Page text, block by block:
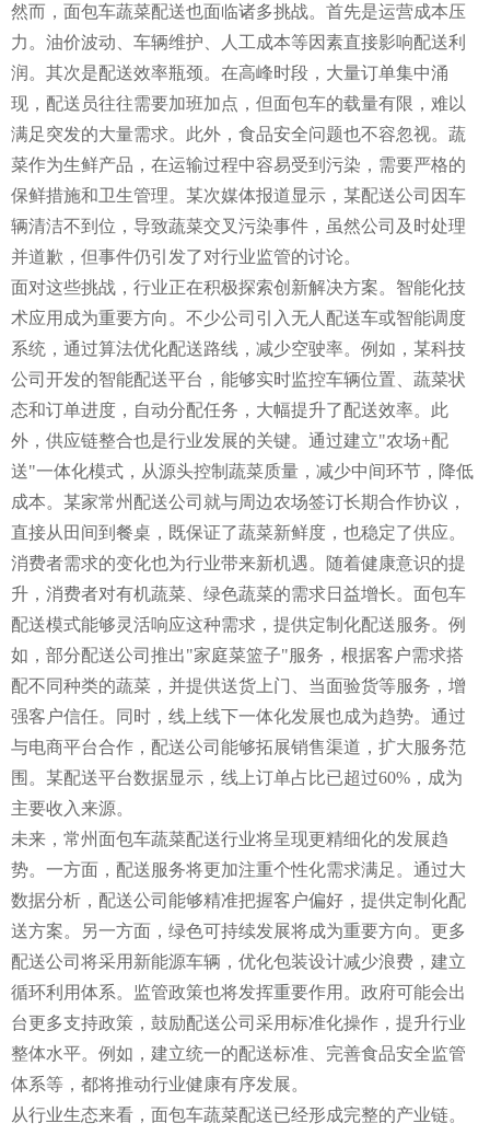
然而，面包车蔬菜配送也面临诸多挑战。首先是运营成本压
力。油价波动、车辆维护、人工成本等因素直接影响配送利
润。其次是配送效率瓶颈。在高峰时段，大量订单集中涌
现，配送员往往需要加班加点，但面包车的载量有限，难以
满足突发的大量需求。此外，食品安全问题也不容忽视。蔬
菜作为生鲜产品，在运输过程中容易受到污染，需要严格的
保鲜措施和卫生管理。某次媒体报道显示，某配送公司因车
辆清洁不到位，导致蔬菜交叉污染事件，虽然公司及时处理
并道歉，但事件仍引发了对行业监管的讨论。
面对这些挑战，行业正在积极探索创新解决方案。智能化技
术应用成为重要方向。不少公司引入无人配送车或智能调度
系统，通过算法优化配送路线，减少空驶率。例如，某科技
公司开发的智能配送平台，能够实时监控车辆位置、蔬菜状
态和订单进度，自动分配任务，大幅提升了配送效率。此
外，供应链整合也是行业发展的关键。通过建立"农场+配
送"一体化模式，从源头控制蔬菜质量，减少中间环节，降低
成本。某家常州配送公司就与周边农场签订长期合作协议，
直接从田间到餐桌，既保证了蔬菜新鲜度，也稳定了供应。
消费者需求的变化也为行业带来新机遇。随着健康意识的提
升，消费者对有机蔬菜、绿色蔬菜的需求日益增长。面包车
配送模式能够灵活响应这种需求，提供定制化配送服务。例
如，部分配送公司推出"家庭菜篮子"服务，根据客户需求搭
配不同种类的蔬菜，并提供送货上门、当面验货等服务，增
强客户信任。同时，线上线下一体化发展也成为趋势。通过
与电商平台合作，配送公司能够拓展销售渠道，扩大服务范
围。某配送平台数据显示，线上订单占比已超过60%，成为
主要收入来源。
未来，常州面包车蔬菜配送行业将呈现更精细化的发展趋
势。一方面，配送服务将更加注重个性化需求满足。通过大
数据分析，配送公司能够精准把握客户偏好，提供定制化配
送方案。另一方面，绿色可持续发展将成为重要方向。更多
配送公司将采用新能源车辆，优化包装设计减少浪费，建立
循环利用体系。监管政策也将发挥重要作用。政府可能会出
台更多支持政策，鼓励配送公司采用标准化操作，提升行业
整体水平。例如，建立统一的配送标准、完善食品安全监管
体系等，都将推动行业健康有序发展。
从行业生态来看，面包车蔬菜配送已经形成完整的产业链。